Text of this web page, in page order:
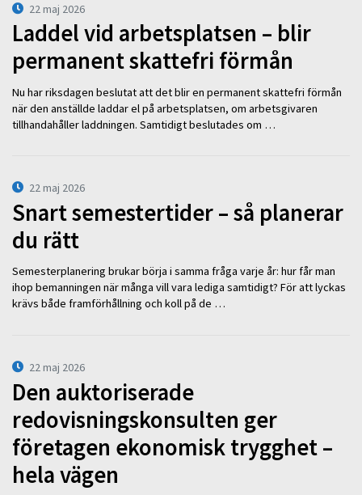
22 maj 2026
Laddel vid arbetsplatsen – blir
permanent skattefri förmån
Nu har riksdagen beslutat att det blir en permanent skattefri förmån
när den anställde laddar el på arbetsplatsen, om arbetsgivaren
tillhandahåller laddningen. Samtidigt beslutades om …
22 maj 2026
Snart semestertider – så planerar
du rätt
Semesterplanering brukar börja i samma fråga varje år: hur får man
ihop bemanningen när många vill vara lediga samtidigt? För att lyckas
krävs både framförhållning och koll på de …
22 maj 2026
Den auktoriserade
redovisningskonsulten ger
företagen ekonomisk trygghet –
hela vägen